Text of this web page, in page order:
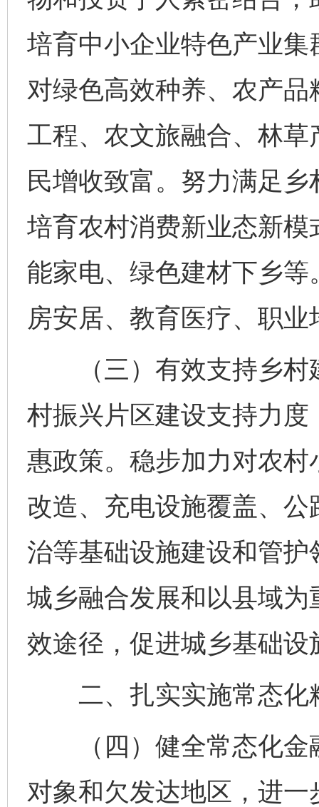
培育中小企业特色产业
对绿色高效种养、农产
工程、农文旅融合、林
民增收致富。努力满足
培育农村消费新业态新
能家电、绿色建材下乡
房安居、教育医疗、职
（三）有效支持乡村
村振兴片区建设支持力
惠政策。稳步加力对农
改造、充电设施覆盖、
治等基础设施建设和管
城乡融合发展和以县域
效途径，促进城乡基础
二、扎实实施常态化
（四）健全常态化金
对象和欠发达地区，进